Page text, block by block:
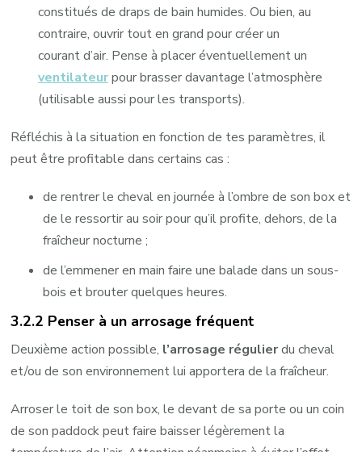
constitués de draps de bain humides. Ou bien, au
contraire, ouvrir tout en grand pour créer un
courant d’air. Pense à placer éventuellement un
ventilateurpour brasser davantage l’atmosphère
(utilisable aussi pour les transports).
Réfléchis à la situation en fonction de tes paramètres, il
peut être profitable dans certains cas :
de rentrer le cheval en journée à l’ombre de son box et
de le ressortir au soir pour qu’il profite, dehors, de la
fraîcheur nocturne ;
de l’emmener en main faire une balade dans un sous-
bois et brouter quelques heures.
3.2.2 Penser à un arrosage fréquent
Deuxième action possible, l’arrosage régulierdu cheval
et/ou de son environnement lui apportera de la fraîcheur.
Arroser le toit de son box, le devant de sa porte ou un coin
de son paddock peut faire baisser légèrement la